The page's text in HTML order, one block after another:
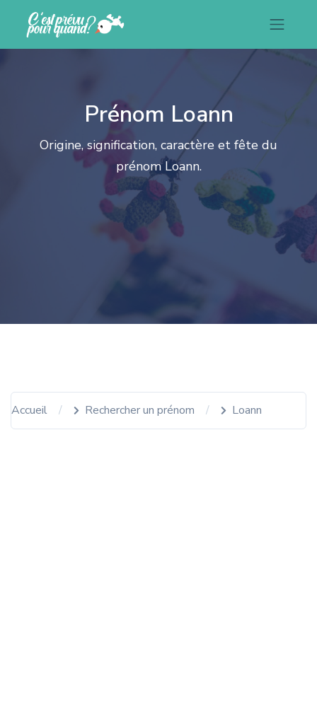
Prénom Loann
Origine, signification, caractère et fête du
prénom Loann.
Accueil Rechercher un prénom Loann